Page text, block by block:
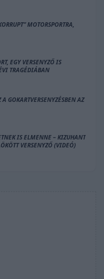
MOTORSPORTRA,
EGY VERSENYZŐ IS
TRAGÉDIÁBAN
GOKARTVERSENYZÉSBEN AZ
IS ELMENNE – KIZUHANT
VERSENYZŐ (VIDEÓ)